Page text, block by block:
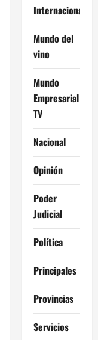
Internacional
Mundo del
vino
Mundo
Empresarial
TV
Nacional
Opinión
Poder
Judicial
Política
Principales
Provincias
Servicios